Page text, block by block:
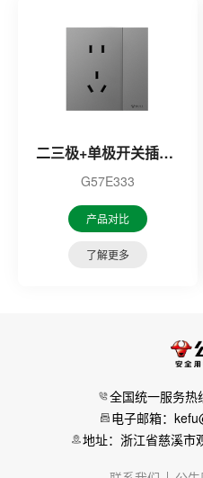
二三极+单极开关插座(开关只控制插座/远山灰)
G57E333
产品对比
了解更多
全国统一服务
电子邮箱：
地址：浙江省慈溪市